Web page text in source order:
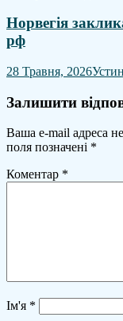
Норвегія
рф
28 Травня, 2026
Залишити
Ваша e-mail адреса
поля позначені *
Коментар *
Ім'я *